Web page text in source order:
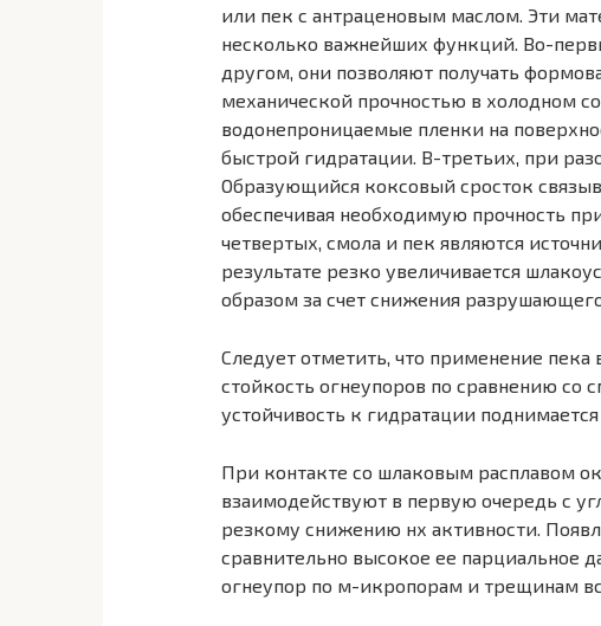
или пек с антраценовым маслом. Эти
несколько важнейших функций. Во-
другом, они позволяют получать
механической прочностью в холодном
водонепроницаемые пленки на
быстрой гидратации. В-третьих, при
Образующийся коксовый сросток
обеспечивая необходимую прочность
четвертых, смола и пек являются
результате резко увеличивается
образом за счет снижения
Следует отметить, что применение пека
стойкость огнеупоров по сравнению со
устойчивость к гидратации поднимается
При контакте со шлаковым расплавом
взаимодействуют в первую очередь с
резкому снижению нх активности.
сравнительно высокое ее парциальное
огнеупор по м-икропорам и трещинам